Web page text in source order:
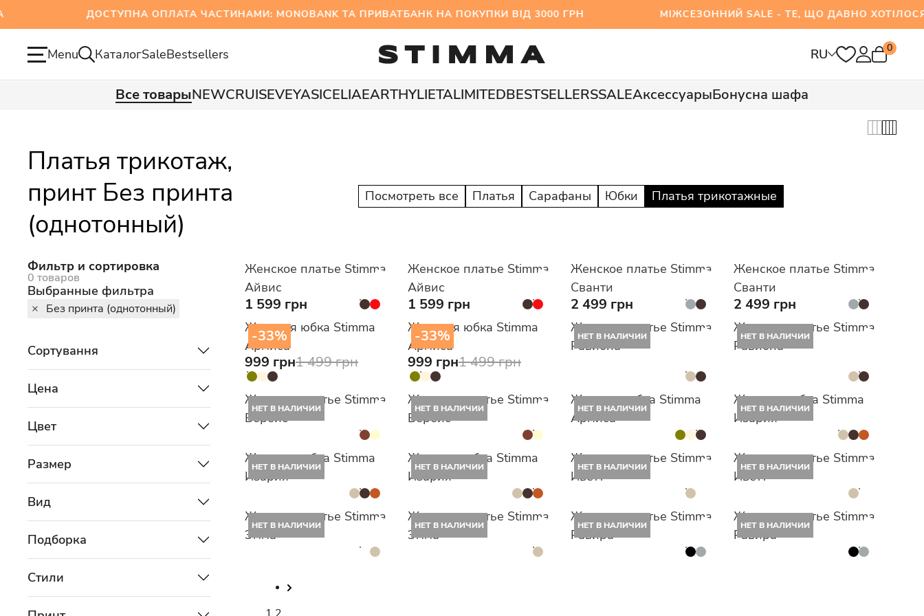
ДОСТУПНА ОПЛАТА ЧАСТИНАМИ: MONOBANK ТА ПРИВАТБАНК НА ПОКУПКИ ВІД 3000 ГРН МІЖСЕЗОННИЙ SALE - ТЕ, ЩО ДАВНО ХОТІЛОСЯ
Menu КаталогSaleBestsellers RU 0
Все товарыNEWCRUISEVEYASICELIAEARTHYLIETALIMITEDBESTSELLERSSALEАксессуарыБонусна шафа
Платья трикотаж,
принт Без принта
(однотонный)
Посмотреть все Платья Сарафаны Юбки Платья трикотажные
Фильтр и сортировка
0 товаров
Выбранные фильтра
Без принта (однотонный)
Сортування
Цена
Цвет
Размер
Вид
Подборка
Стили
Женское платье Stimma
Айвис
1 599 грн
Женское платье Stimma
Айвис
1 599 грн
Женское платье Stimma
Сванти
2 499 грн
Женское платье Stimma
Сванти
2 499 грн
-33%
Женская юбка Stimma
Армиса
999 грн1 499 грн
-33%
Женская юбка Stimma
Армиса
999 грн1 499 грн
НЕТ В НАЛИЧИИ
Женское платье Stimma
Равиона
НЕТ В НАЛИЧИИ
Женское платье Stimma
Равиона
НЕТ В НАЛИЧИИ
Женское платье Stimma
Верейс
НЕТ В НАЛИЧИИ
Женское платье Stimma
Верейс
НЕТ В НАЛИЧИИ
Женская юбка Stimma
Армиса
НЕТ В НАЛИЧИИ
Женская юбка Stimma
Изария
НЕТ В НАЛИЧИИ
Женская юбка Stimma
Изария
НЕТ В НАЛИЧИИ
Женская юбка Stimma
Изария
НЕТ В НАЛИЧИИ
Женское платье Stimma
Иветт
НЕТ В НАЛИЧИИ
Женское платье Stimma
Иветт
НЕТ В НАЛИЧИИ
Женское платье Stimma
Эмма
НЕТ В НАЛИЧИИ
Женское платье Stimma
Эмма
НЕТ В НАЛИЧИИ
Женское платье Stimma
Равира
НЕТ В НАЛИЧИИ
Женское платье Stimma
Равира